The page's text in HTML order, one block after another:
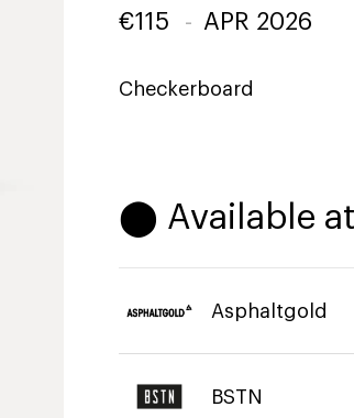
€115 - APR 2026
Checkerboard
⬤ Available at
Asphaltgold
BSTN